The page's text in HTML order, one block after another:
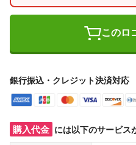
このロ
銀行振込・クレジット決済対応
購入代金 には以下のサービス